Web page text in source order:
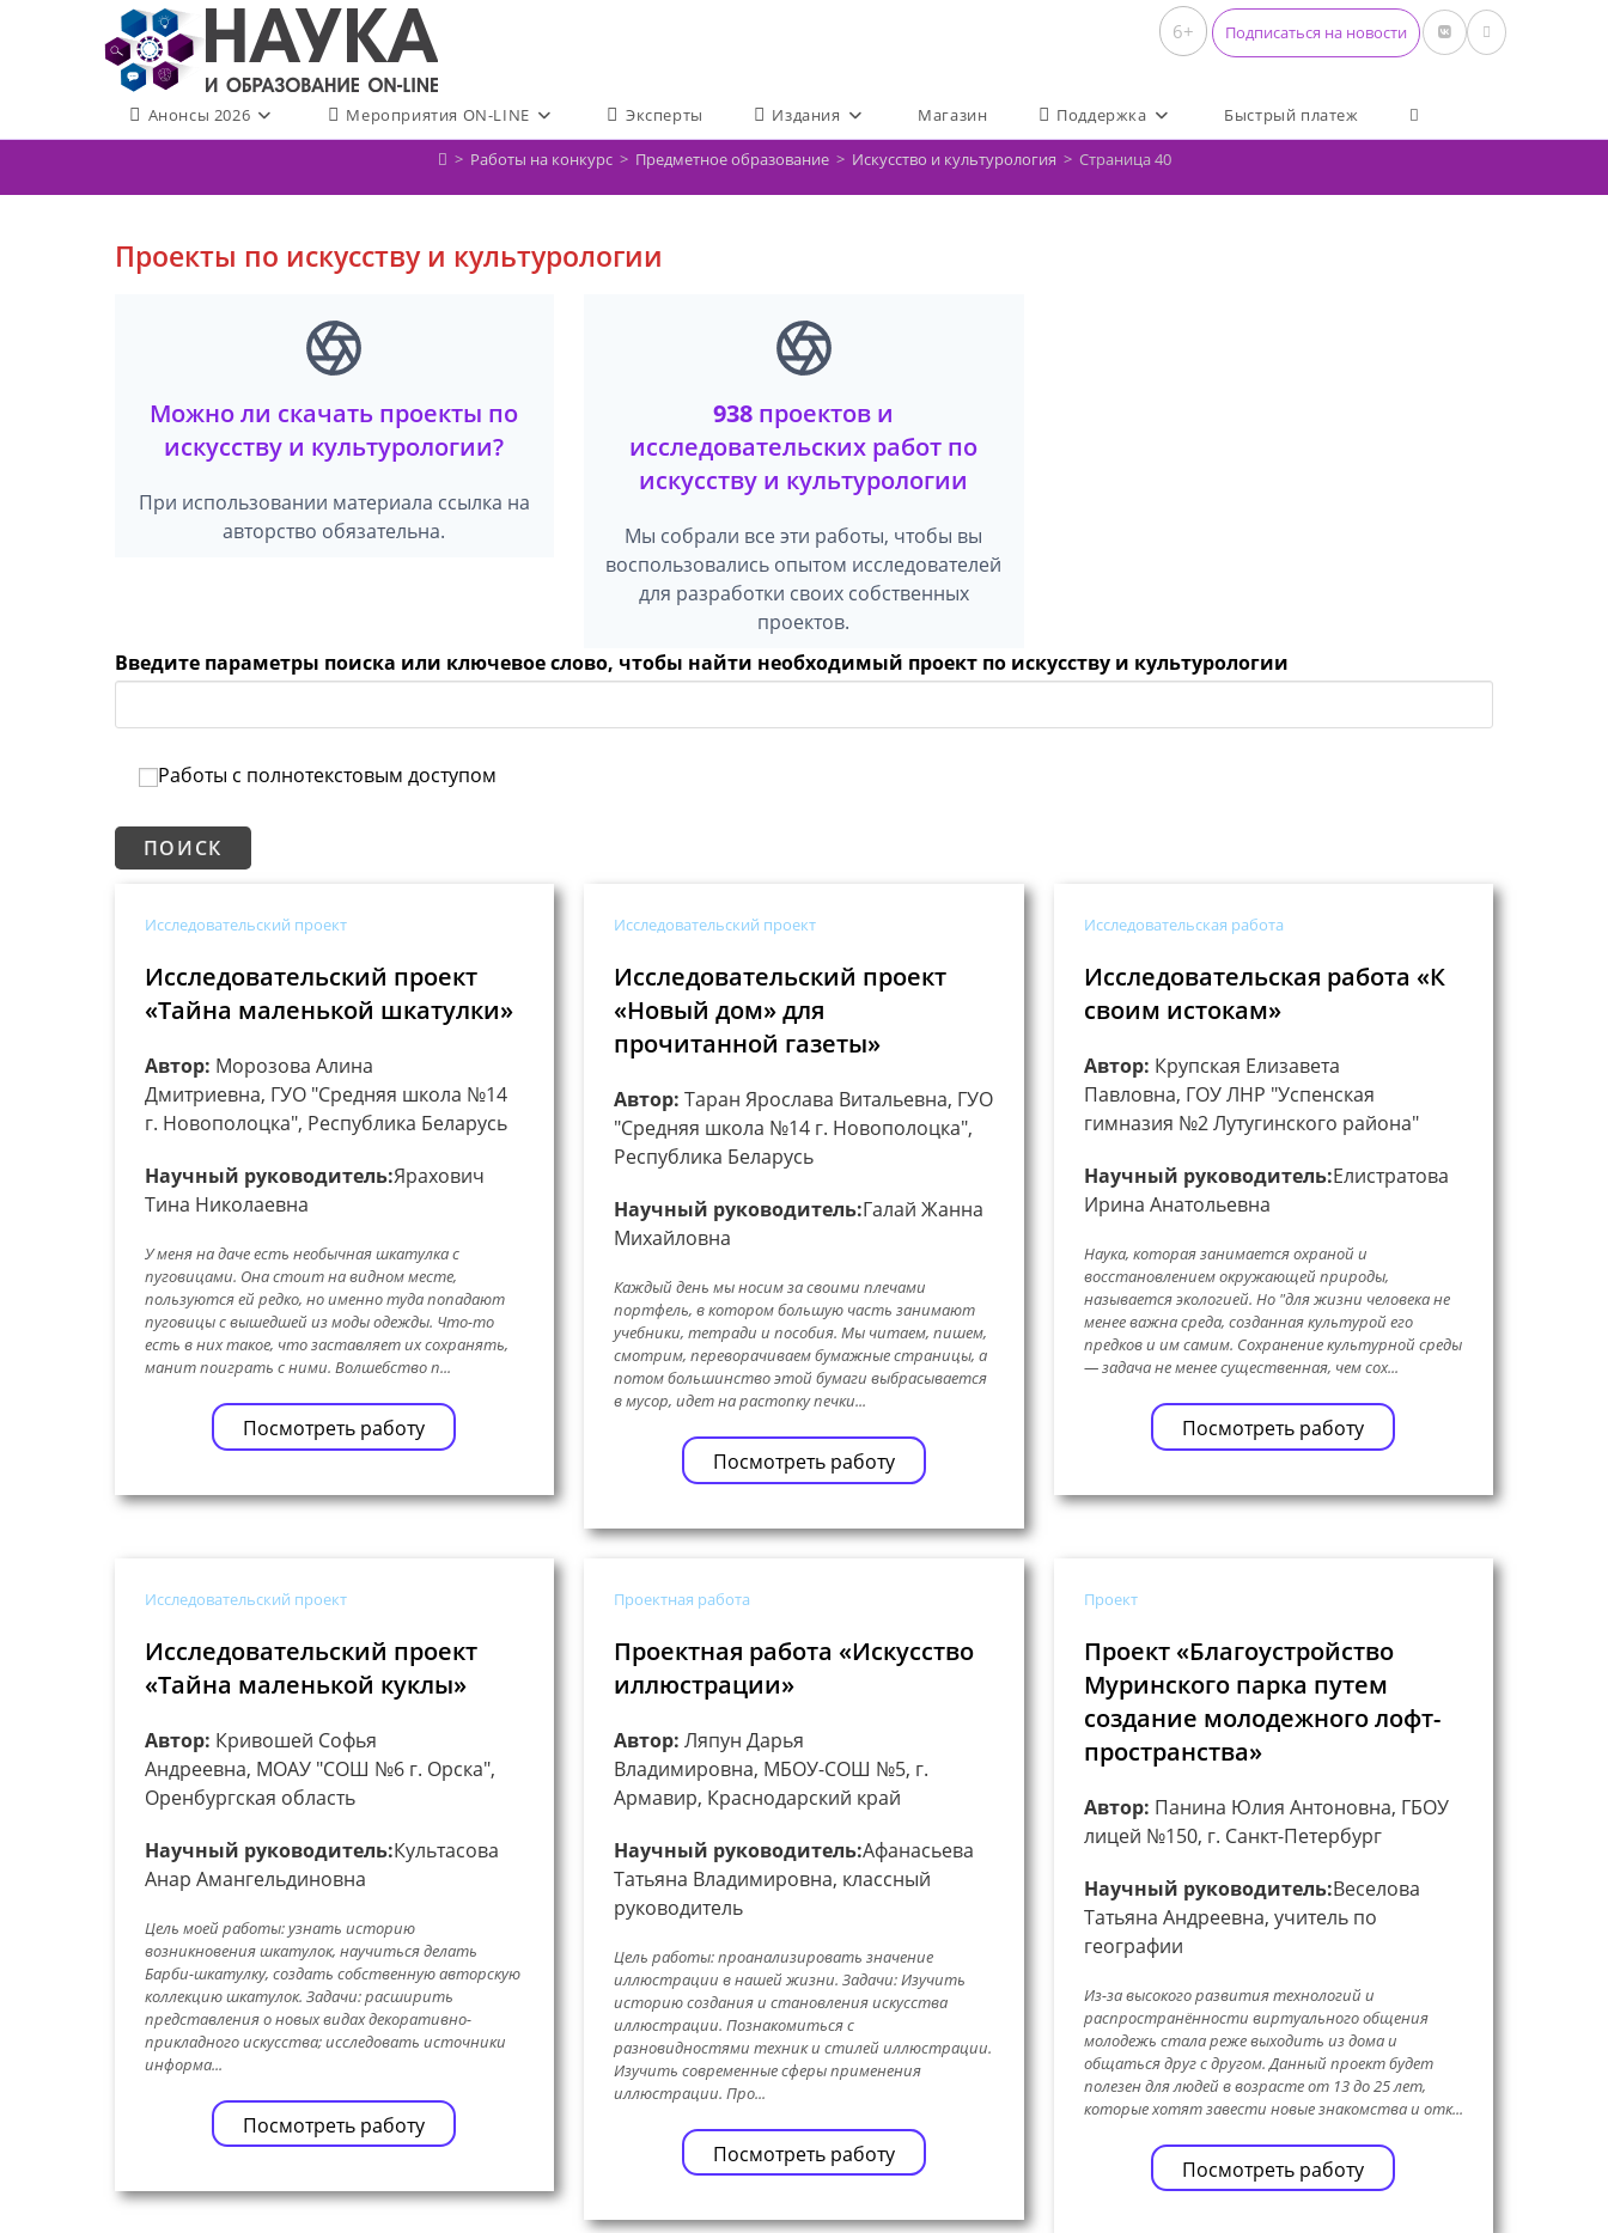
содержимому
6+ Подписаться на новости
Анонсы 2026 Мероприятия ON-LINE Эксперты Издания Магазин Поддержка Быстрый платеж Переключить поиск по
> Работы на конкурс > Предметное образование > Искусство и культурология > Страница 40
Проекты по искусству и культурологии
Можно ли скачать проекты по
искусству и культурологии?
При использовании материала ссылка на
авторство обязательна.
938 проектов и
исследовательских работ по
искусству и культурологии
Мы собрали все эти работы, чтобы вы
воспользовались опытом исследователей
для разработки своих собственных
проектов.
Введите параметры поиска или ключевое слово, чтобы найти необходимый проект по искусству и культурологии
Работы с полнотекстовым доступом
Исследовательский проект
Исследовательский проект
«Тайна маленькой шкатулки»
Автор: Морозова Алина
Дмитриевна, ГУО "Средняя школа №14
г. Новополоцка", Республика Беларусь
Научный руководитель:Ярахович
Тина Николаевна
У меня на даче есть необычная шкатулка с
пуговицами. Она стоит на видном месте,
пользуются ей редко, но именно туда попадают
пуговицы с вышедшей из моды одежды. Что-то
есть в них такое, что заставляет их сохранять,
манит поиграть с ними. Волшебство п...
Посмотреть работу
Исследовательский проект
Исследовательский проект
«Новый дом» для
прочитанной газеты»
Автор: Таран Ярослава Витальевна, ГУО
"Средняя школа №14 г. Новополоцка",
Республика Беларусь
Научный руководитель:Галай Жанна
Михайловна
Каждый день мы носим за своими плечами
портфель, в котором большую часть занимают
учебники, тетради и пособия. Мы читаем, пишем,
смотрим, переворачиваем бумажные страницы, а
потом большинство этой бумаги выбрасывается
в мусор, идет на растопку печки...
Посмотреть работу
Исследовательская работа
Исследовательская работа «К
своим истокам»
Автор: Крупская Елизавета
Павловна, ГОУ ЛНР "Успенская
гимназия №2 Лутугинского района"
Научный руководитель:Елистратова
Ирина Анатольевна
Наука, которая занимается охраной и
восстановлением окружающей природы,
называется экологией. Но "для жизни человека не
менее важна среда, созданная культурой его
предков и им самим. Сохранение культурной среды
— задача не менее существенная, чем сох...
Посмотреть работу
Исследовательский проект
Исследовательский проект
«Тайна маленькой куклы»
Автор: Кривошей Софья
Андреевна, МОАУ "СОШ №6 г. Орска",
Оренбургская область
Научный руководитель:Культасова
Анар Амангельдиновна
Цель моей работы: узнать историю
возникновения шкатулок, научиться делать
Барби-шкатулку, создать собственную авторскую
коллекцию шкатулок. Задачи: расширить
представления о новых видах декоративно-
прикладного искусства; исследовать источники
информа...
Посмотреть работу
Проектная работа
Проектная работа «Искусство
иллюстрации»
Автор: Ляпун Дарья
Владимировна, МБОУ-СОШ №5, г.
Армавир, Краснодарский край
Научный руководитель:Афанасьева
Татьяна Владимировна, классный
руководитель
Цель работы: проанализировать значение
иллюстрации в нашей жизни. Задачи: Изучить
историю создания и становления искусства
иллюстрации. Познакомиться с
разновидностями техник и стилей иллюстрации.
Изучить современные сферы применения
иллюстрации. Про...
Посмотреть работу
Проект
Проект «Благоустройство
Муринского парка путем
создание молодежного лофт-
пространства»
Автор: Панина Юлия Антоновна, ГБОУ
лицей №150, г. Санкт-Петербург
Научный руководитель:Веселова
Татьяна Андреевна, учитель по
географии
Из-за высокого развития технологий и
распространённости виртуального общения
молодежь стала реже выходить из дома и
общаться друг с другом. Данный проект будет
полезен для людей в возрасте от 13 до 25 лет,
которые хотят завести новые знакомства и отк...
Посмотреть работу